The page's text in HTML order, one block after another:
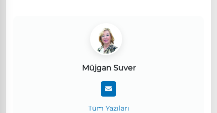
Müjgan Suver
Tüm Yazıları